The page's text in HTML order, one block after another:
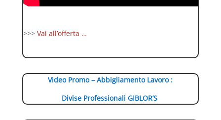
>>> Vai all’offerta …
Video Promo – Abbigliamento Lavoro :
Divise Professionali GIBLOR’S